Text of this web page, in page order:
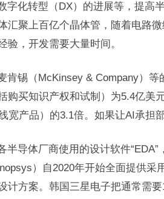
字化转型（DX）的进展等，提高
汇聚上百亿个晶体管，随着电路
验，开发需要大量时间。
肯锡（McKinsey & Company）
购买知识产权和试制）为5.4亿美
线宽产品）的3.1倍。如果让AI承担
半导体厂商使用的设计软件
）自2020年开始全面提供采
计方案。韩国三星电子把通常需